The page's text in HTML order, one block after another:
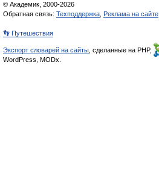
© Академик, 2000-2026
Обратная связь: Техподдержка Реклама на сайте
👣 Путешествия
Экспорт словарей на сайты , сделанные на PHP,
WordPress, MODx.